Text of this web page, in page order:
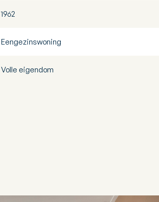
1962
Eengezinswoning
Volle eigendom